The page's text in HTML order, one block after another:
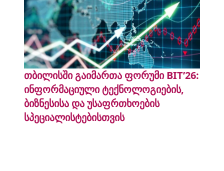
თბილისში გაიმართა ფორუმი BIT’26:
ინფორმაციული ტექნოლოგიების,
ბიზნესისა და უსაფრთხოების
სპეციალისტებისთვის